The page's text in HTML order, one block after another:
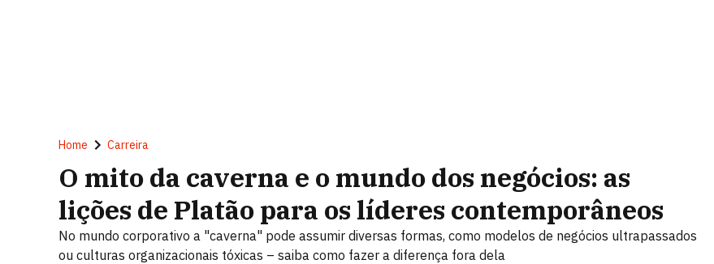
Home Carreira
O mito da caverna e o mundo dos negócios: as
lições de Platão para os líderes contemporâneos
No mundo corporativo a "caverna" pode assumir diversas formas, como modelos de negócios ultrapassados
ou culturas organizacionais tóxicas – saiba como fazer a diferença fora dela